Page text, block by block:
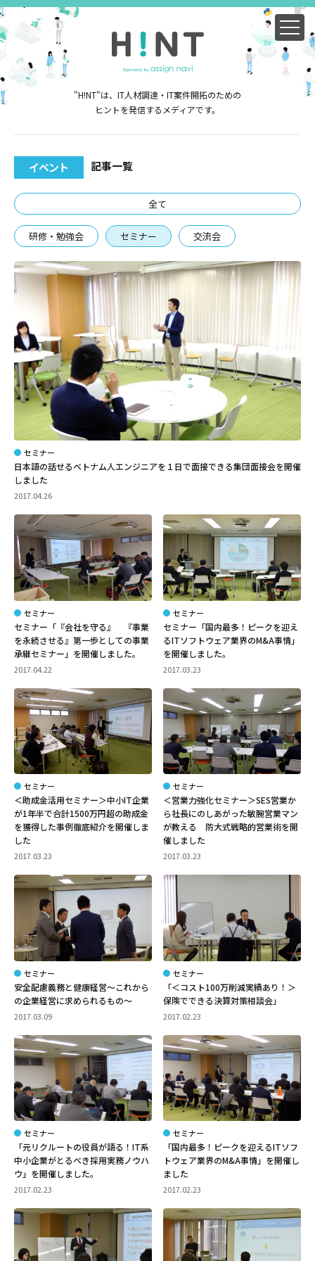
"H!NT"は、IT人材調達・IT案件開拓のための
ヒントを発信するメディアです。
イベント 記事一覧
全て
研修・勉強会 セミナー 交流会
セミナー
日本語の話せるベトナム人エンジニアを１日で面接できる集団面接会を開催
しました
2017.04.26
セミナー
セミナー「『会社を守る』 『事業
を永続させる』第一歩としての事業
承継セミナー」を開催しました。
2017.04.22
セミナー
セミナー「国内最多！ピークを迎え
るITソフトウェア業界のM&A事情」
を開催しました。
2017.03.23
セミナー
＜助成金活用セミナー＞中小IT企業
が1年半で合計1500万円超の助成金
を獲得した事例徹底紹介を開催しま
した
2017.03.23
セミナー
＜営業力強化セミナー＞SES営業か
ら社長にのしあがった敏腕営業マン
が教える 防大式戦略的営業術を開
催しました
2017.03.23
セミナー
安全配慮義務と健康経営～これから
の企業経営に求められるもの～
2017.03.09
セミナー
「＜コスト100万削減実績あり！＞
保険でできる決算対策相談会」
2017.02.23
セミナー
「元リクルートの役員が語る！IT系
中小企業がとるべき採用実務ノウハ
ウ」を開催しました。
2017.02.23
セミナー
「国内最多！ピークを迎えるITソフ
トウェア業界のM&A事情」を開催し
ました
2017.02.23